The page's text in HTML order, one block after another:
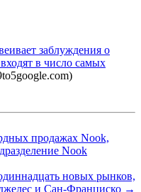
заблуждения о
в число самых
продажах Nook,
Nook
новых рынков,
и Сан-Франциско →